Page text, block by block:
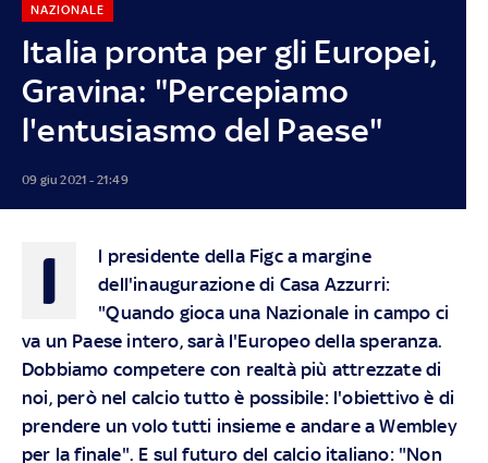
Italia pronta per gli Europei,
Gravina: "Percepiamo
l'entusiasmo del Paese"
NAZIONALE
09 giu 2021 - 21:49
I
l presidente della Figc a margine
dell'inaugurazione di Casa Azzurri:
"Quando gioca una Nazionale in campo ci
va un Paese intero, sarà l'Europeo della speranza.
Dobbiamo competere con realtà più attrezzate di
noi, però nel calcio tutto è possibile: l'obiettivo è di
prendere un volo tutti insieme e andare a Wembley
per la finale". E sul futuro del calcio italiano: "Non